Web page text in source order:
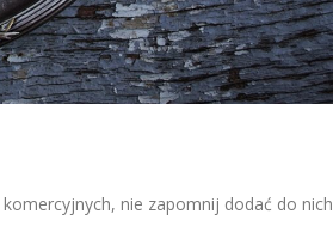
nie zapomnij dodać do nich